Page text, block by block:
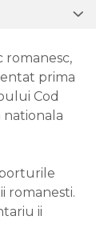
romanesc,
prima
Cod
nationala
romanesti.
ii